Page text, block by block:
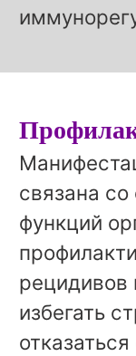
связана
функций
рецидивов
избегать